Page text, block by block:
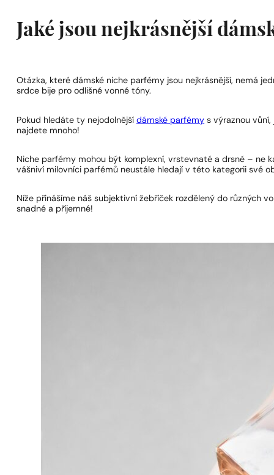
Jaké jsou nejkrásnější
Otázka, které dámské niche parfémy jsou nejkrásnější, nemá
srdce bije pro odlišné vonné tóny.
Pokud hledáte ty nejodolnějšídámské parfémy s výraznou
najdete mnoho!
Niche parfémy mohou být komplexní, vrstevnaté a drsné – ne
vášniví milovníci parfémů neustále hledají v této kategorii své
Níže přinášíme náš subjektivní žebříček rozdělený do různých
snadné a příjemné!